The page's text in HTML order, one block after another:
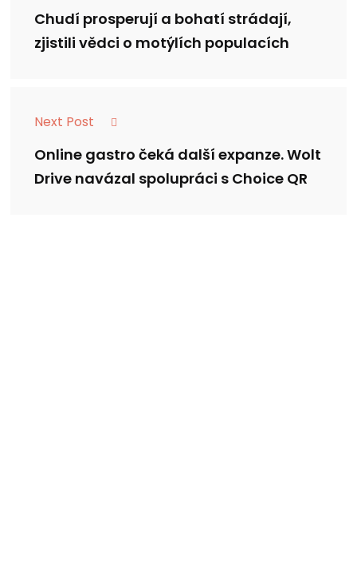
Chudí prosperují a bohatí strádají,
zjistili vědci o motýlích populacích
Next Post
Online gastro čeká další expanze. Wolt
Drive navázal spolupráci s Choice QR